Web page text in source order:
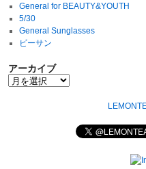
General for BEAUTY&YOUTH
5/30
General Sunglasses
ビーサン
アーカイブ